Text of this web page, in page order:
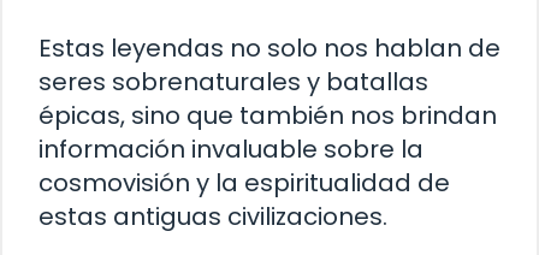
Estas leyendas no solo nos hablan de
seres sobrenaturales y batallas
épicas, sino que también nos brindan
información invaluable sobre la
cosmovisión y la espiritualidad de
estas antiguas civilizaciones.